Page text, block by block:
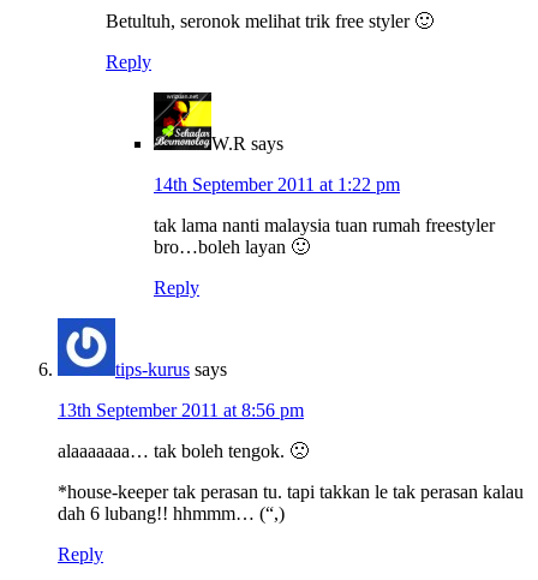
Betultuh, seronok melihat trik free styler 🙂
Reply
W.R says
14th September 2011 at 1:22 pm
tak lama nanti malaysia tuan rumah freestyler
bro…boleh layan 🙂
Reply
tips-kurus says
13th September 2011 at 8:56 pm
alaaaaaaa… tak boleh tengok. 🙁
*house-keeper tak perasan tu. tapi takkan le tak perasan kalau
dah 6 lubang!! hhmmm… (“,)
Reply